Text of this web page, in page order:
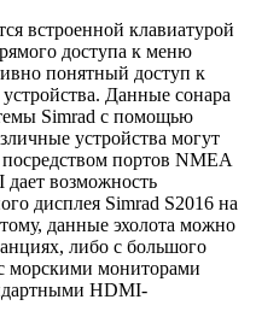
встроенной клавиатурой
доступа к меню
понятный доступ к
Данные сонара
Simrad с помощью
устройства могут
портов NMEA
возможность
дисплея Simrad S2016 на
данные эхолота можно
либо с большого
морскими мониторами
HDMI-